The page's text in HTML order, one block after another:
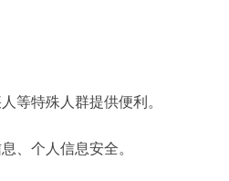
等特殊人群提供便利。
、个人信息安全。